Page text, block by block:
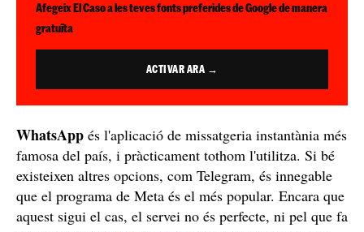
Afegeix El Caso a les teves fonts preferides de Google de manera
gratuïta
ACTIVAR ARA →
WhatsApp és l'aplicació de missatgeria instantània més
famosa del país, i pràcticament tothom l'utilitza. Si bé
existeixen altres opcions, com Telegram, és innegable
que el programa de Meta és el més popular. Encara que
aquest sigui el cas, el servei no és perfecte, ni pel que fa